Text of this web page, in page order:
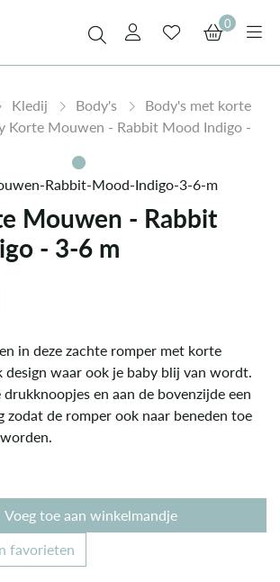
0
Kledij Body's
Body's met korte
Korte Mouwen - Rabbit Mood Indigo -
Mouwen - Rabbit
- 3-6 m
in deze zachte romper met korte
design waar ook je baby blij van wordt.
en aan de bovenzijde een
zodat de romper ook naar beneden toe
Voeg toe aan winkelmandje
favorieten